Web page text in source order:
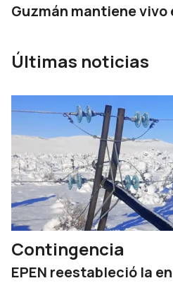
Guzmán mantiene vivo
Últimas noticias
Contingencia
EPEN reestableció la